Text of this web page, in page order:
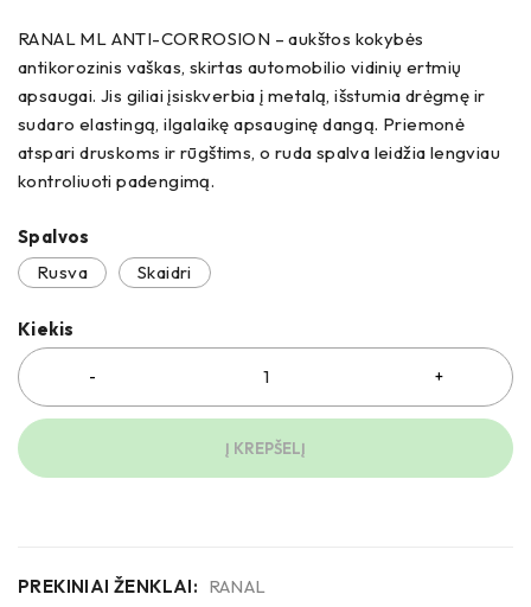
RANAL ML ANTI-CORROSION – aukštos kokybės
antikorozinis vaškas, skirtas automobilio vidinių ertmių
apsaugai. Jis giliai įsiskverbia į metalą, išstumia drėgmę ir
sudaro elastingą, ilgalaikę apsauginę dangą. Priemonė
atspari druskoms ir rūgštims, o ruda spalva leidžia lengviau
kontroliuoti padengimą.
Spalvos
Rusva
Skaidri
Kiekis
Į KREPŠELĮ
PREKINIAI ŽENKLAI: RANAL